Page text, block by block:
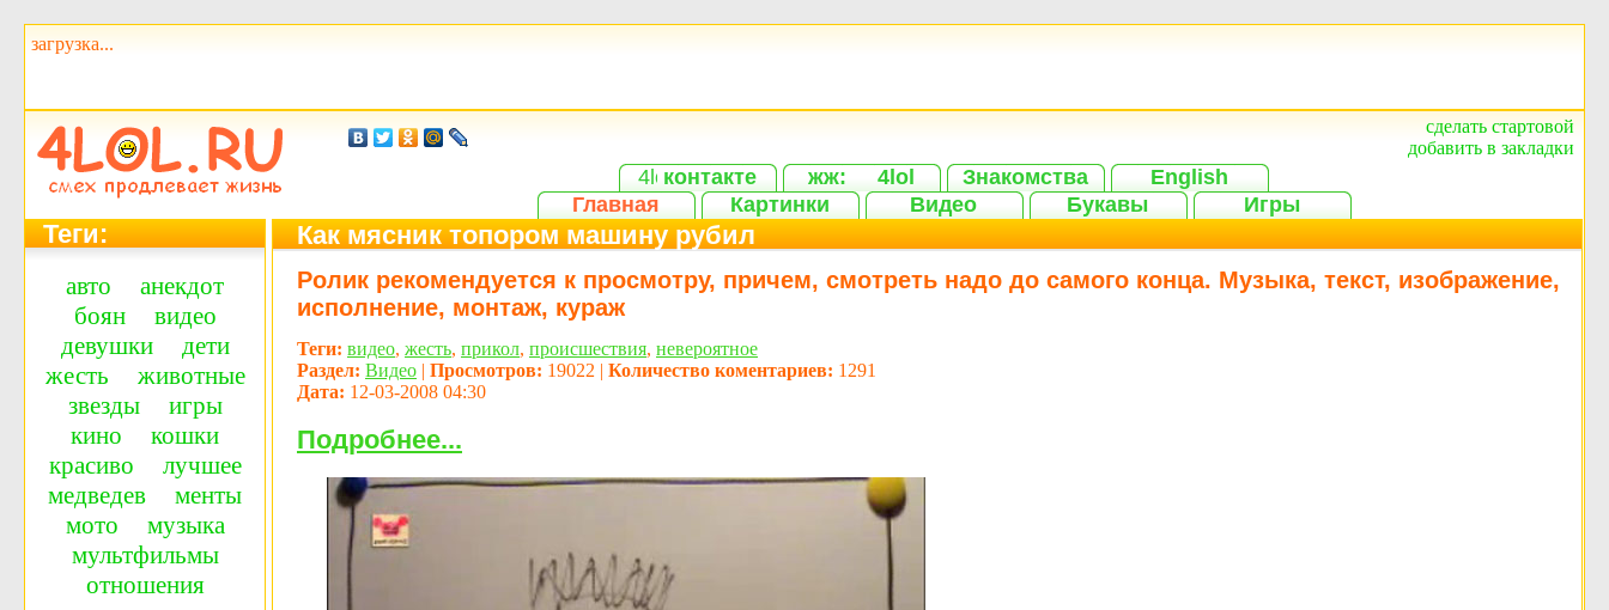
загрузка...
сделать стартовой
добавить в закладки
контакте жж: 4lol Знакомства
English
Главная
Картинки Видео Букавы Игры
Теги:
авто
анекдот
боян
видео
девушки
дети
жесть
животные
звезды
игры
кино
кошки
красиво
лучшее
медведев
менты
мото
музыка
мультфильмы
отношения
Как мясник топором машину рубил
Ролик рекомендуется к просмотру, причем, смотреть надо до самого конца. Музыка, текст, изображение,
исполнение, монтаж, кураж
Теги: видео, жесть, прикол, происшествия, невероятное
Раздел: Видео | Просмотров: 19022 | Количество коментариев: 1291
Дата: 12-03-2008 04:30
Подробнее...